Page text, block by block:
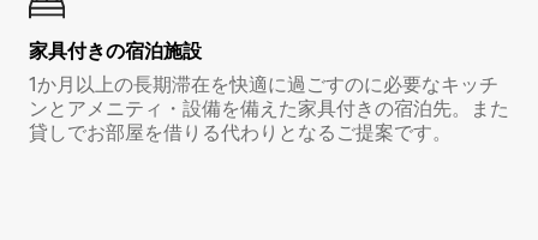
家具付き⁠の宿⁠泊⁠施⁠設
1か月以上の長期滞在を快適に過ごすのに必要なキッチ
ンとアメニティ・設備を備えた家具付きの宿泊先。また
貸しでお部屋を借りる代わりとなるご提案です。